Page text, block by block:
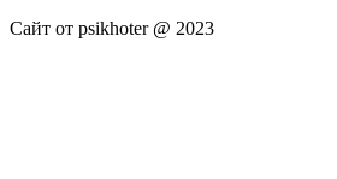
Сайт от psikhoter @ 2023